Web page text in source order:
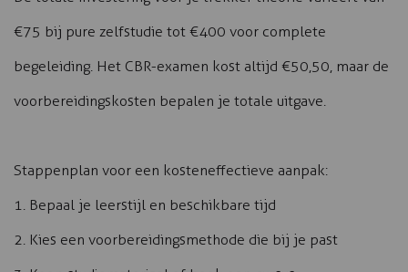
€75 bij pure zelfstudie tot €400 voor complete
begeleiding. Het CBR-examen kost altijd €50,50, maar de
voorbereidingskosten bepalen je totale uitgave.
Stappenplan voor een kosteneffectieve aanpak:
1. Bepaal je leerstijl en beschikbare tijd
2. Kies een voorbereidingsmethode die bij je past